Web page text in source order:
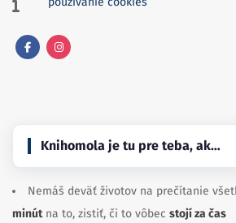
Knihomola je tu pre teba, ak…
Nemáš deväť životov na prečítanie
minútna to, zistiť, či to vôbec stojí za čas